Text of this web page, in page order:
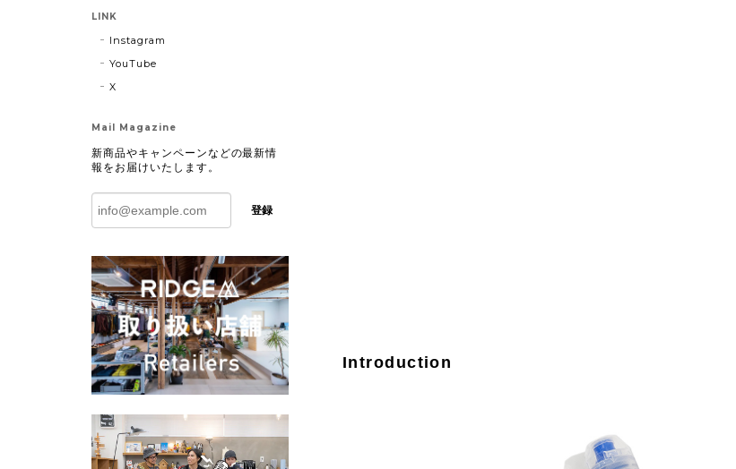
Introduction
LINK
Instagram
YouTube
X
Mail Magazine
新商品やキャンペーンなどの最新情
報をお届けいたします。
登録